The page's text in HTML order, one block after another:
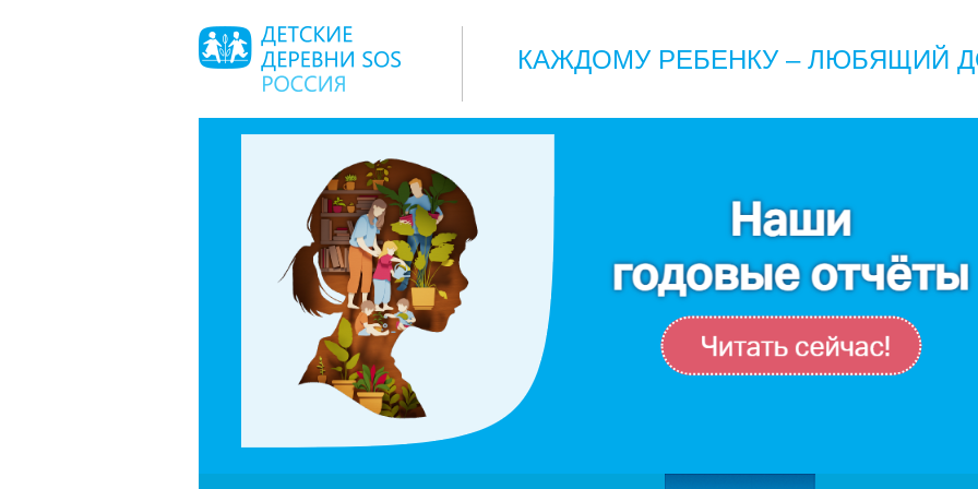
КАЖДОМУ РЕБЕНКУ – ЛЮБЯЩИЙ